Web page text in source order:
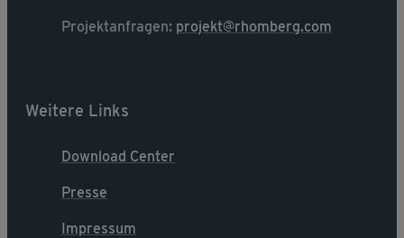
Projektanfragen: projekt@rhomberg.com
Weitere Links
Download Center
Presse
Impressum